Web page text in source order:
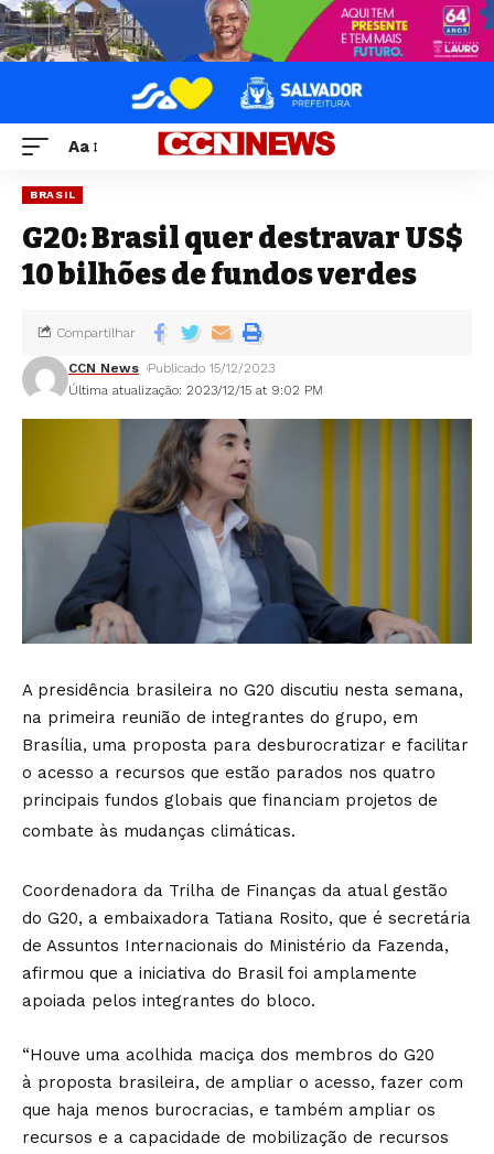
Aa
BRASIL
G20: Brasil quer destravar US$
10 bilhões de fundos verdes
Última atualização: 2023/12/15 at 9:02 PM
CCN News Publicado 15/12/2023
Compartilhar
A presidência brasileira no G20 discutiu nesta semana,
na primeira reunião de integrantes do grupo, em
Brasília, uma proposta para desburocratizar e facilitar
o acesso a recursos que estão parados nos quatro
principais fundos globais que financiam projetos de
combate às mudanças climáticas.
Coordenadora da Trilha de Finanças da atual gestão
do G20, a embaixadora Tatiana Rosito, que é secretária
de Assuntos Internacionais do Ministério da Fazenda,
afirmou que a iniciativa do Brasil foi amplamente
apoiada pelos integrantes do bloco.
“Houve uma acolhida maciça dos membros do G20
à proposta brasileira, de ampliar o acesso, fazer com
que haja menos burocracias, e também ampliar os
recursos e a capacidade de mobilização de recursos